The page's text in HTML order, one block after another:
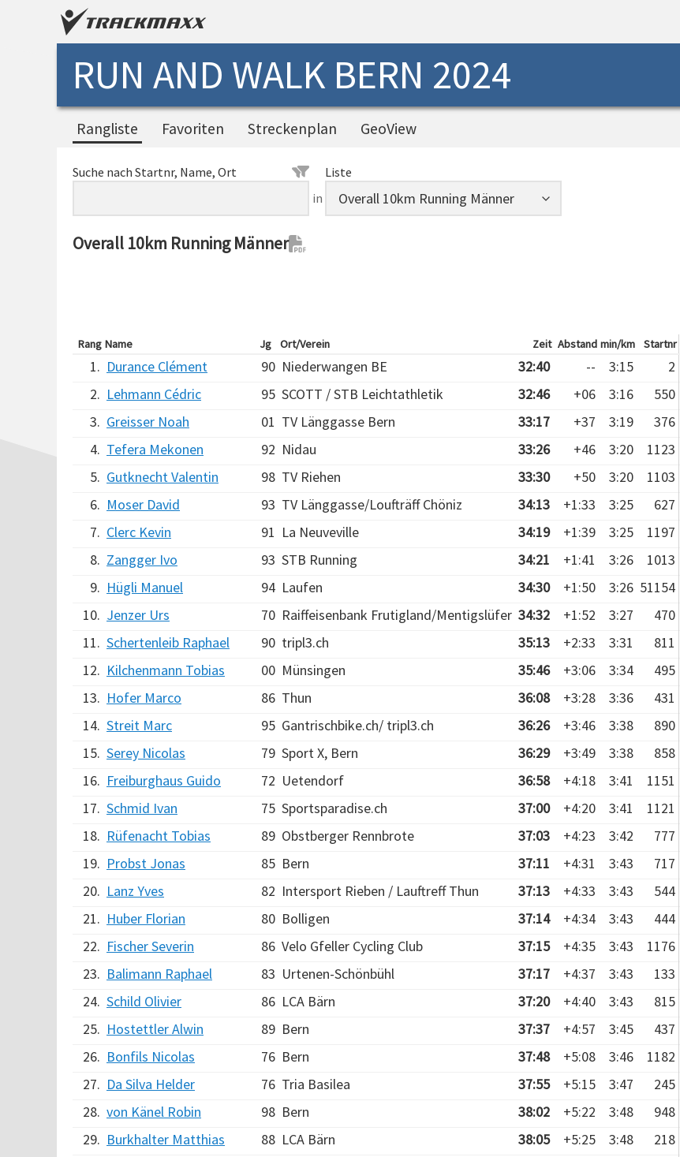
RUN AND WALK BERN 2024
Rangliste Favoriten Streckenplan GeoView
Suche nach Startnr, Name, Ort
in
Liste
Overall 10km Running Männer
Rang Name Jg Ort/Verein Zeit Abstand min/km Startnr
1. Durance Clément 90 Niederwangen BE 32:40 -- 3:15 2
2. Lehmann Cédric 95 SCOTT / STB Leichtathletik 32:46 +06 3:16 550
3. Greisser Noah 01 TV Länggasse Bern 33:17 +37 3:19 376
4. Tefera Mekonen 92 Nidau 33:26 +46 3:20 1123
5. Gutknecht Valentin 98 TV Riehen 33:30 +50 3:20 1103
6. Moser David 93 TV Länggasse/Loufträff Chöniz 34:13 +1:33 3:25 627
7. Clerc Kevin 91 La Neuveville 34:19 +1:39 3:25 1197
8. Zangger Ivo 93 STB Running 34:21 +1:41 3:26 1013
9. Hügli Manuel 94 Laufen 34:30 +1:50 3:26 51154
10. Jenzer Urs 70 Raiffeisenbank Frutigland/Mentigslüfer 34:32 +1:52 3:27 470
11. Schertenleib Raphael 90 tripl3.ch 35:13 +2:33 3:31 811
12. Kilchenmann Tobias 00 Münsingen 35:46 +3:06 3:34 495
13. Hofer Marco 86 Thun 36:08 +3:28 3:36 431
14. Streit Marc 95 Gantrischbike.ch/ tripl3.ch 36:26 +3:46 3:38 890
15. Serey Nicolas 79 Sport X, Bern 36:29 +3:49 3:38 858
16. Freiburghaus Guido 72 Uetendorf 36:58 +4:18 3:41 1151
17. Schmid Ivan 75 Sportsparadise.ch 37:00 +4:20 3:41 1121
18. Rüfenacht Tobias 89 Obstberger Rennbrote 37:03 +4:23 3:42 777
19. Probst Jonas 85 Bern 37:11 +4:31 3:43 717
20. Lanz Yves 82 Intersport Rieben / Lauftreff Thun 37:13 +4:33 3:43 544
21. Huber Florian 80 Bolligen 37:14 +4:34 3:43 444
22. Fischer Severin 86 Velo Gfeller Cycling Club 37:15 +4:35 3:43 1176
23. Balimann Raphael 83 Urtenen-Schönbühl 37:17 +4:37 3:43 133
24. Schild Olivier 86 LCA Bärn 37:20 +4:40 3:43 815
25. Hostettler Alwin 89 Bern 37:37 +4:57 3:45 437
26. Bonfils Nicolas 76 Bern 37:48 +5:08 3:46 1182
27. Da Silva Helder 76 Tria Basilea 37:55 +5:15 3:47 245
28. von Känel Robin 98 Bern 38:02 +5:22 3:48 948
29. Burkhalter Matthias 88 LCA Bärn 38:05 +5:25 3:48 218